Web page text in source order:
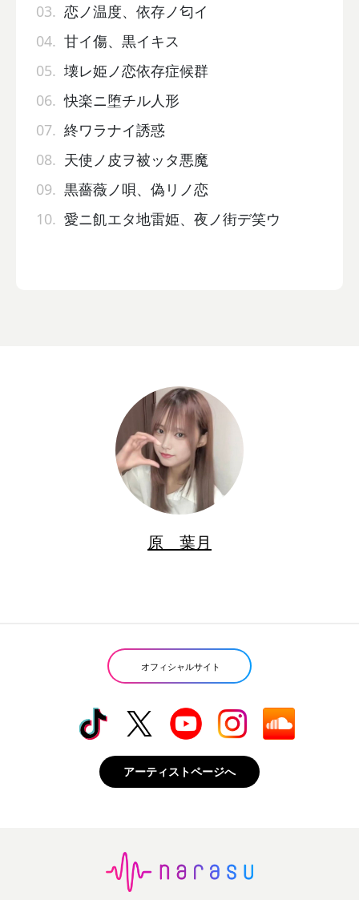
03. 恋ノ温度、依存ノ匂イ
04. 甘イ傷、黒イキス
05. 壊レ姫ノ恋依存症候群
06. 快楽ニ堕チル人形
07. 終ワラナイ誘惑
08. 天使ノ皮ヲ被ッタ悪魔
09. 黒薔薇ノ唄、偽リノ恋
10. 愛ニ飢エタ地雷姫、夜ノ街デ笑ウ
原 葉月
オフィシャルサイト
アーティストページへ